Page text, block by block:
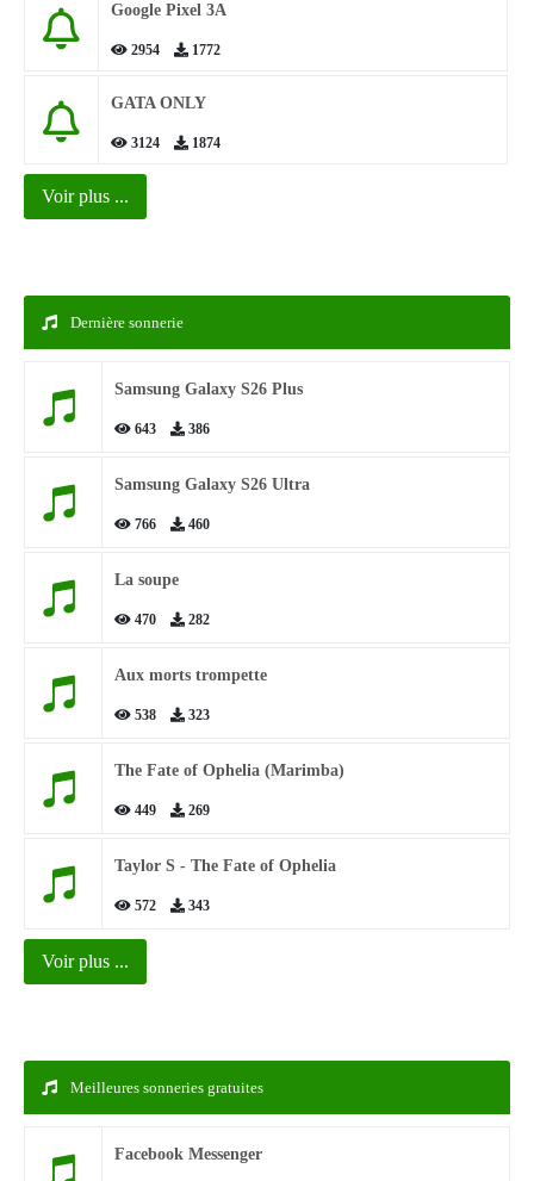
Google Pixel 3A
2954 1772
GATA ONLY
3124 1874
Voir plus ...
Dernière sonnerie
Samsung Galaxy S26 Plus
643 386
Samsung Galaxy S26 Ultra
766 460
La soupe
470 282
Aux morts trompette
538 323
The Fate of Ophelia (Marimba)
449 269
Taylor S - The Fate of Ophelia
572 343
Voir plus ...
Meilleures sonneries gratuites
Facebook Messenger